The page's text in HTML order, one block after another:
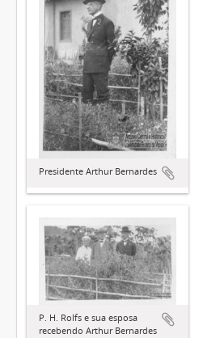
Presidente Arthur Bernardes
P. H. Rolfs e sua esposa
recebendo Arthur Bernardes